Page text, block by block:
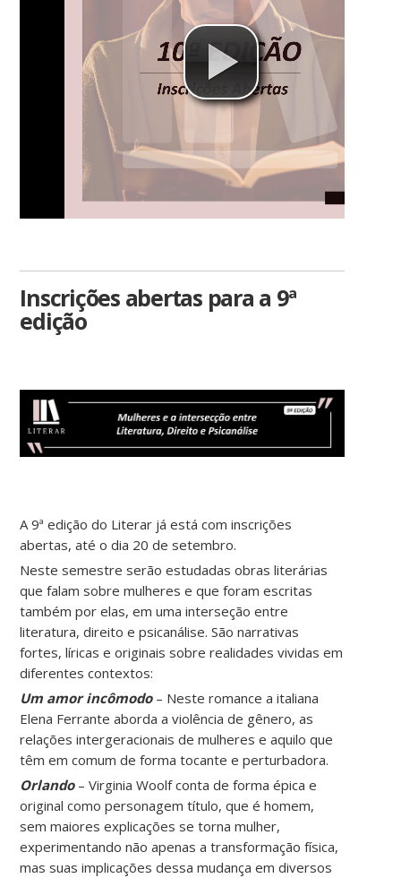
Inscrições abertas para a 9ª
edição
A 9ª edição do Literar já está com inscrições
abertas, até o dia 20 de setembro.
Neste semestre serão estudadas obras literárias
que falam sobre mulheres e que foram escritas
também por elas, em uma interseção entre
literatura, direito e psicanálise. São narrativas
fortes, líricas e originais sobre realidades vividas em
diferentes contextos:
Um amor incômodo– Neste romance a italiana
Elena Ferrante aborda a violência de gênero, as
relações intergeracionais de mulheres e aquilo que
têm em comum de forma tocante e perturbadora.
Orlando– Virginia Woolf conta de forma épica e
original como personagem título, que é homem,
sem maiores explicações se torna mulher,
experimentando não apenas a transformação física,
mas suas implicações dessa mudança em diversos